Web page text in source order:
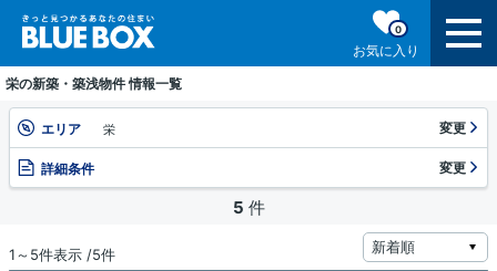
お気に入り
0
栄の新築・築浅物件 情報一覧
エリア 栄 変更
詳細条件 変更
5 件
1～5件表示 /5件